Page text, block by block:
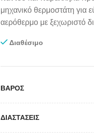
μηχανικό θερμοστάτη για
αερόθερμο με ξεχωριστό
Διαθέσιμο
ΒΑΡΟΣ
ΔΙΑΣΤΑΣΕΙΣ